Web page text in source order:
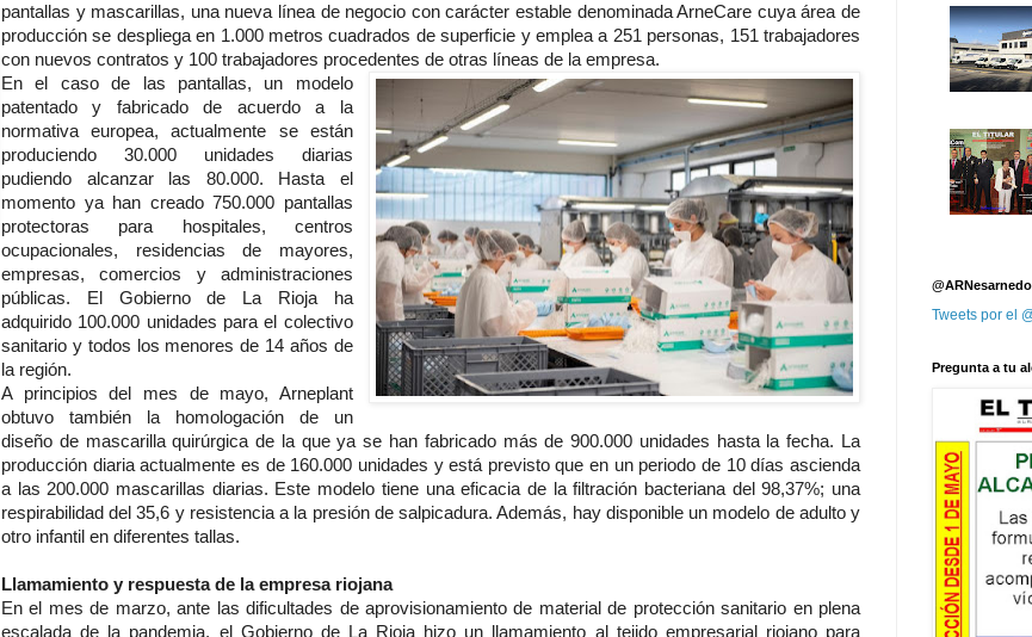
pantallas y mascarillas, una nueva línea de negocio con carácter estable denominada ArneCare cuya área de
producción se despliega en 1.000 metros cuadrados de superficie y emplea a 251 personas, 151 trabajadores
con nuevos contratos y 100 trabajadores procedentes de otras líneas de la empresa.
En el caso de las pantallas, un modelo
patentado y fabricado de acuerdo a la
normativa europea, actualmente se están
produciendo 30.000 unidades diarias
pudiendo alcanzar las 80.000. Hasta el
momento ya han creado 750.000 pantallas
protectoras para hospitales, centros
ocupacionales, residencias de mayores,
empresas, comercios y administraciones
públicas. El Gobierno de La Rioja ha
adquirido 100.000 unidades para el colectivo
sanitario y todos los menores de 14 años de
la región.
A principios del mes de mayo, Arneplant
obtuvo también la homologación de un
diseño de mascarilla quirúrgica de la que ya se han fabricado más de 900.000 unidades hasta la fecha. La
producción diaria actualmente es de 160.000 unidades y está previsto que en un periodo de 10 días ascienda
a las 200.000 mascarillas diarias. Este modelo tiene una eficacia de la filtración bacteriana del 98,37%; una
respirabilidad del 35,6 y resistencia a la presión de salpicadura. Además, hay disponible un modelo de adulto y
otro infantil en diferentes tallas.
Llamamiento y respuesta de la empresa riojana
En el mes de marzo, ante las dificultades de aprovisionamiento de material de protección sanitario en plena
escalada de la pandemia, el Gobierno de La Rioja hizo un llamamiento al tejido empresarial riojano para
@ARNesarnedo
Tweets por el
Pregunta a tu